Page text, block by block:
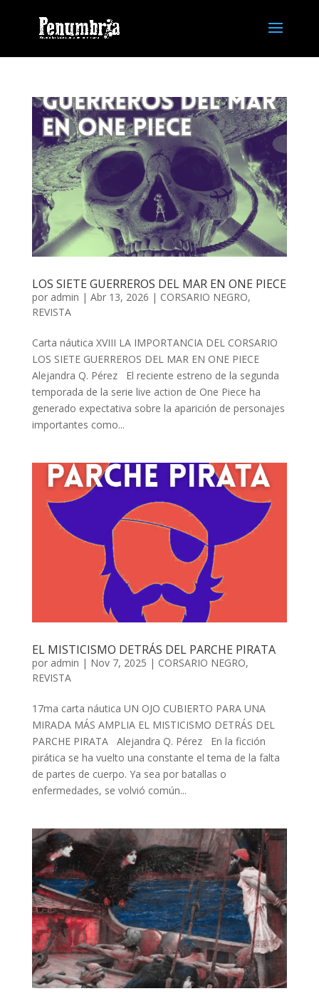
LOS SIETE GUERREROS DEL MAR EN ONE PIECE
por admin | Abr 13, 2026 | CORSARIO NEGRO,
REVISTA
Carta náutica XVIII LA IMPORTANCIA DEL CORSARIO
LOS SIETE GUERREROS DEL MAR EN ONE PIECE
Alejandra Q. Pérez El reciente estreno de la segunda
temporada de la serie live action de One Piece ha
generado expectativa sobre la aparición de personajes
importantes como...
EL MISTICISMO DETRÁS DEL PARCHE PIRATA
por admin | Nov 7, 2025 | CORSARIO NEGRO,
REVISTA
17ma carta náutica UN OJO CUBIERTO PARA UNA
MIRADA MÁS AMPLIA EL MISTICISMO DETRÁS DEL
PARCHE PIRATA Alejandra Q. Pérez En la ficción
pirática se ha vuelto una constante el tema de la falta
de partes de cuerpo. Ya sea por batallas o
enfermedades, se volvió común...